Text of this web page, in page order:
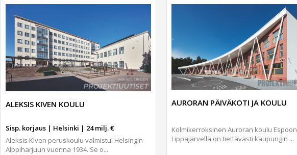
ALEKSIS KIVEN KOULU
Sisp. korjaus | Helsinki | 24 milj. €
Aleksis Kiven peruskoulu valmistui Helsingin
Alppiharjuun vuonna 1934. Se o...
AURORAN PÄIVÄKOTI JA KOULU
Kolmikerroksinen Auroran koulu Espoon
Lippajärvellä on tiettävästi kaupungin ...